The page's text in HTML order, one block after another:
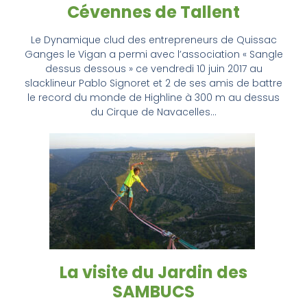
Cévennes de Tallent
Le Dynamique clud des entrepreneurs de Quissac
Ganges le Vigan a permi avec l’association « Sangle
dessus dessous » ce vendredi 10 juin 2017 au
slacklineur Pablo Signoret et 2 de ses amis de battre
le record du monde de Highline à 300 m au dessus
du Cirque de Navacelles…
La visite du Jardin des
SAMBUCS